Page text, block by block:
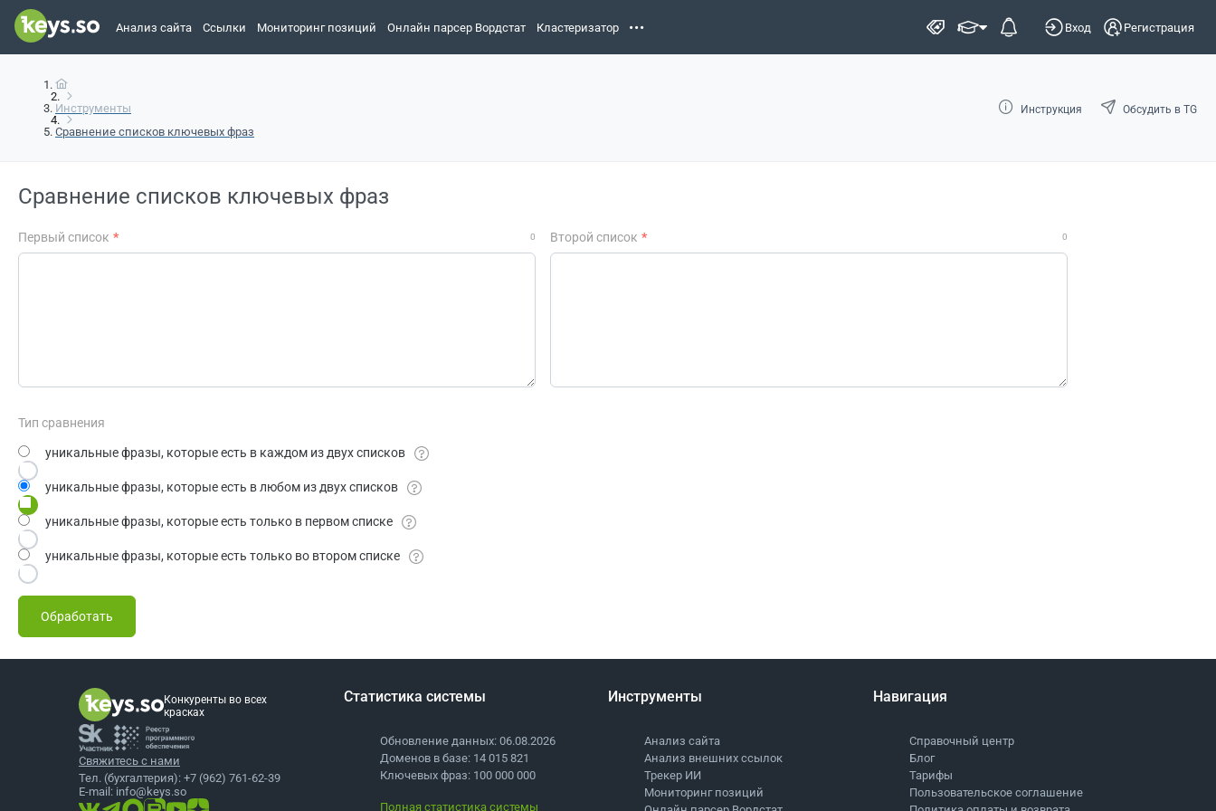
Анализ сайта Ссылки Мониторинг позиций Онлайн парсер Вордстат Кластеризатор Вход Регистрация
Инструменты
Сравнение списков ключевых фраз
Инструкция Обсудить в TG
Сравнение списков ключевых фраз
Первый список 0 Второй список 0
Тип сравнения
уникальные фразы, которые есть в каждом из двух списков
уникальные фразы, которые есть в любом из двух списков
уникальные фразы, которые есть только в первом списке
уникальные фразы, которые есть только во втором списке
Обработать
Конкуренты во всех
красках
Свяжитесь с нами
Тел. (бухгалтерия): +7 (962) 761-62-39
E-mail: info@keys.so
Статистика системы
Обновление данных: 06.08.2026
Доменов в базе: 14 015 821
Ключевых фраз: 100 000 000
Полная статистика системы
Инструменты
Анализ сайта
Анализ внешних ссылок
Трекер ИИ
Мониторинг позиций
Навигация
Справочный центр
Блог
Тарифы
Пользовательское соглашение